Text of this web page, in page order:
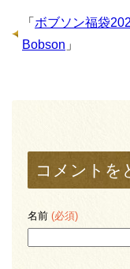
「 ボブソン福袋
Bobson 」
コメントを
名前 (必須)